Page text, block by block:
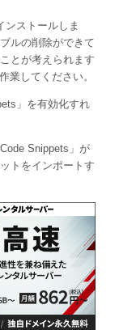
ンストールしま
ルの削除ができて
とが考えられます
業してください。
」を有効化すれ
Snippets」が
トをインポートす